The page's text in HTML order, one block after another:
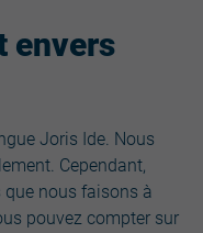
envers
Joris Ide. Nous
Cependant,
que nous faisons à
pouvez compter sur